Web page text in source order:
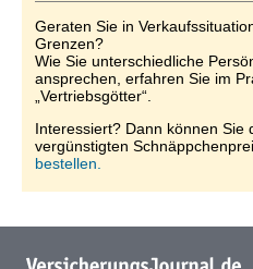
Geraten Sie in
Grenzen?
Wie Sie unterschiedliche
ansprechen, erfahren Sie im
„Vertriebsgötter“.
Interessiert? Dann können Sie
vergünstigten
bestellen.